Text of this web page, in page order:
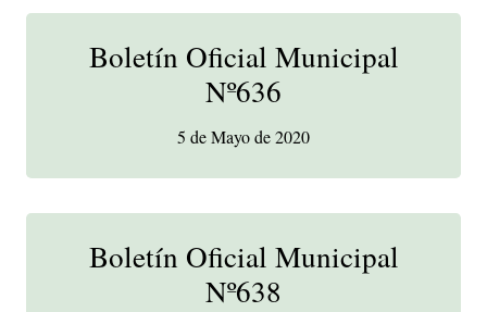
Boletín Oficial Municipal
Nº636
5 de Mayo de 2020
Boletín Oficial Municipal
Nº638